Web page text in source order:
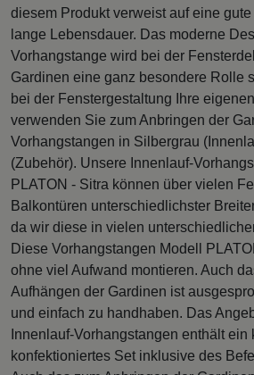
diesem Produkt verweist auf eine
lange Lebensdauer. Das moderne
Vorhangstange wird bei der
Gardinen eine ganz besondere Rolle
bei der Fenstergestaltung Ihre
verwenden Sie zum Anbringen der
Vorhangstangen in Silbergrau
(Zubehör). Unsere Innenlauf-
PLATON - Sitra können über vielen
Balkontüren unterschiedlichster
da wir diese in vielen
Diese Vorhangstangen Modell
ohne viel Aufwand montieren. Auch
Aufhängen der Gardinen ist
und einfach zu handhaben. Das
Innenlauf-Vorhangstangen enthält ein
konfektioniertes Set inklusive des